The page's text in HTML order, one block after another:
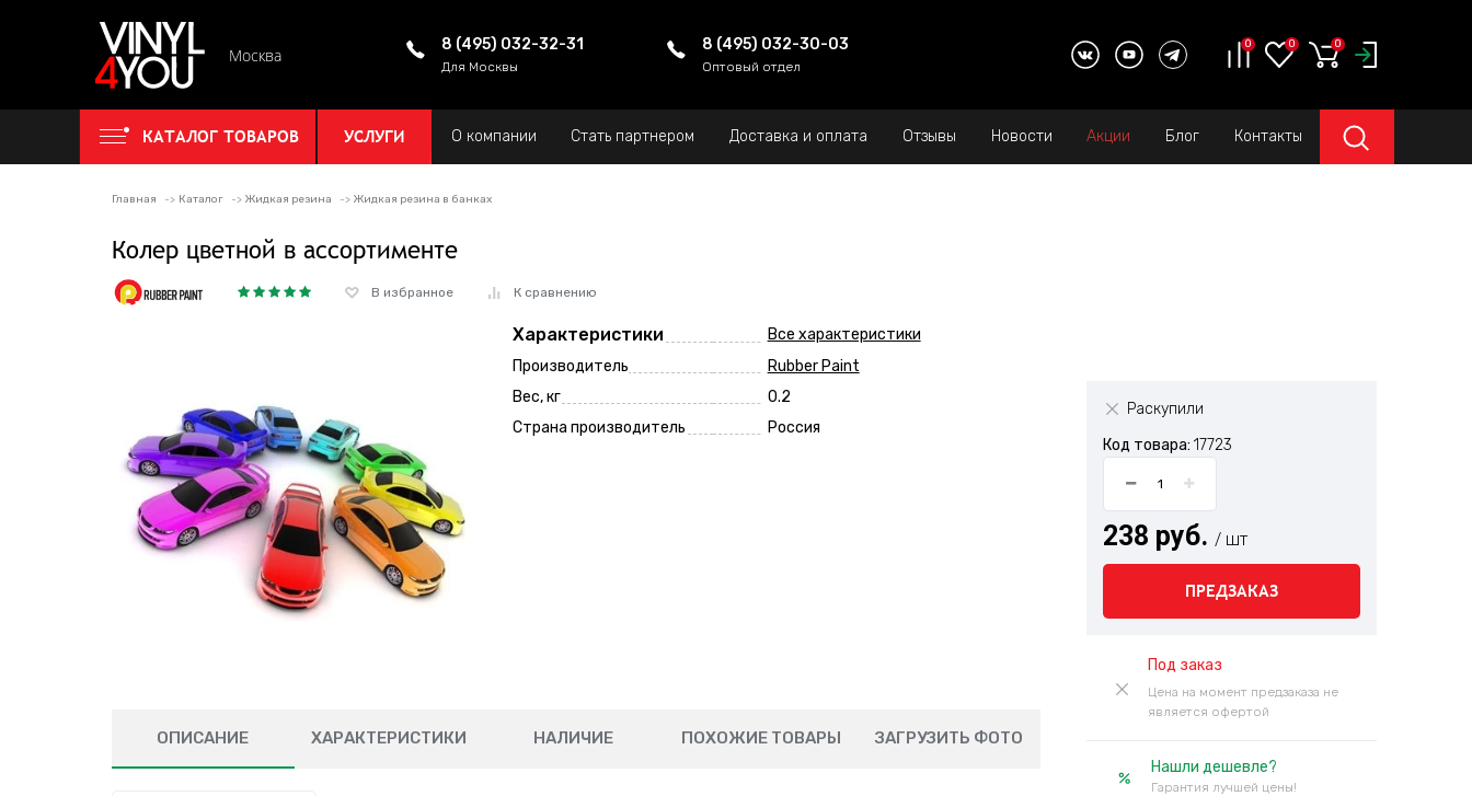
Москва
8 (495) 032-32-31
Для Москвы
8 (495) 032-30-03
Оптовый отдел
0 0 0
КАТАЛОГ ТОВАРОВ УСЛУГИ О компании Стать партнером Доставка и оплата Отзывы Новости Акции Блог Контакты
Главная Каталог Жидкая резина Жидкая резина в банках
Колер цветной в ассортименте
В избранное К сравнению
Характеристики
Все характеристики
Производитель
Rubber Paint
Вес, кг
0.2
Страна производитель
Россия
Раскупили
Код товара: 17723
238 руб. / шт
ПРЕДЗАКАЗ
Под заказ
Цена на момент предзаказа не
является офертой
Нашли дешевле?
Гарантия лучшей цены!
ОПИСАНИЕ ХАРАКТЕРИСТИКИ НАЛИЧИЕ ПОХОЖИЕ ТОВАРЫ ЗАГРУЗИТЬ ФОТО